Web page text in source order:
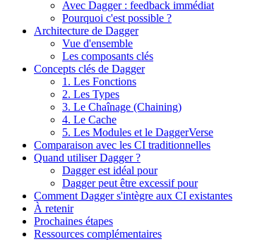
Avec Dagger : feedback immédiat
Pourquoi c'est possible ?
Architecture de Dagger
Vue d'ensemble
Les composants clés
Concepts clés de Dagger
1. Les Fonctions
2. Les Types
3. Le Chaînage (Chaining)
4. Le Cache
5. Les Modules et le DaggerVerse
Comparaison avec les CI traditionnelles
Quand utiliser Dagger ?
Dagger est idéal pour
Dagger peut être excessif pour
Comment Dagger s'intègre aux CI existantes
À retenir
Prochaines étapes
Ressources complémentaires